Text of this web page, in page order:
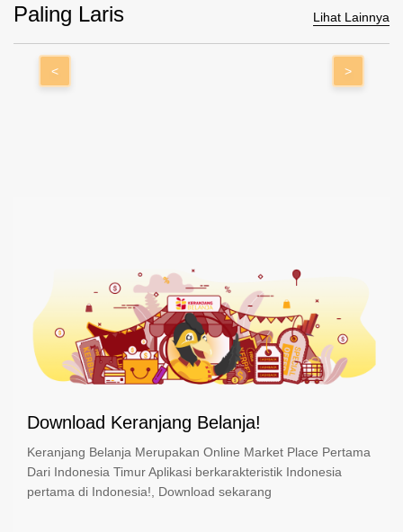
Paling Laris Lihat Lainnya
< >
Download Keranjang Belanja!
Keranjang Belanja Merupakan Online Market Place Pertama
Dari Indonesia Timur Aplikasi berkarakteristik Indonesia
pertama di Indonesia!, Download sekarang